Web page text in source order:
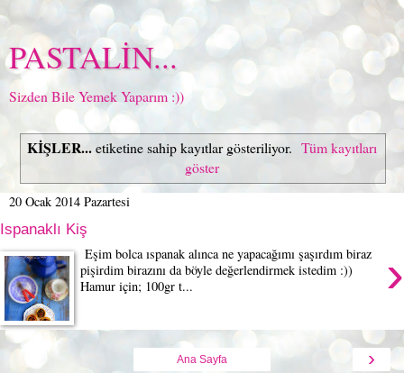
PASTALİN...
Sizden Bile Yemek Yaparım :))
KİŞLER...etiketine sahip kayıtlar gösteriliyor. Tüm kayıtları
göster
20 Ocak 2014 Pazartesi
Ispanaklı Kiş
›
Eşim bolca ıspanak alınca ne yapacağımı şaşırdım biraz
pişirdim birazını da böyle değerlendirmek istedim :))
Hamur için; 100gr t...
›
Ana Sayfa